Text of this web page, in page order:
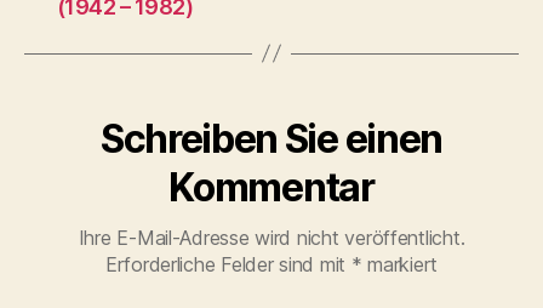
(1942 – 1982)
Schreiben Sie einen
Kommentar
Ihre E-Mail-Adresse wird nicht veröffentlicht.
Erforderliche Felder sind mit * markiert